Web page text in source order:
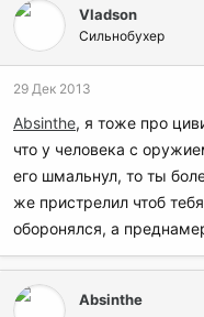
и
Vladson
Сильнобухер
29 Дек 2013
Absinthe, я тоже про
что у человека с
его шмальнул, то ты
же пристрелил чтоб
оборонялся, а
Absinthe